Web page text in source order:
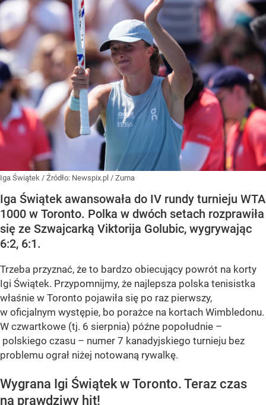
Iga Świątek / Źródło: Newspix.pl / Zuma
Iga Świątek awansowała do IV rundy turnieju WTA
1000 w Toronto. Polka w dwóch setach rozprawiła
się ze Szwajcarką Viktorija Golubic, wygrywając
6:2, 6:1.
Trzeba przyznać, że to bardzo obiecujący powrót na korty
Igi Świątek. Przypomnijmy, że najlepsza polska tenisistka
właśnie w Toronto pojawiła się po raz pierwszy,
w oficjalnym występie, bo porażce na kortach Wimbledonu.
W czwartkowe (tj. 6 sierpnia) późne popołudnie –
polskiego czasu – numer 7 kanadyjskiego turnieju bez
problemu ograł niżej notowaną rywalkę.
Wygrana Igi Świątek w Toronto. Teraz czas
na prawdziwy hit!